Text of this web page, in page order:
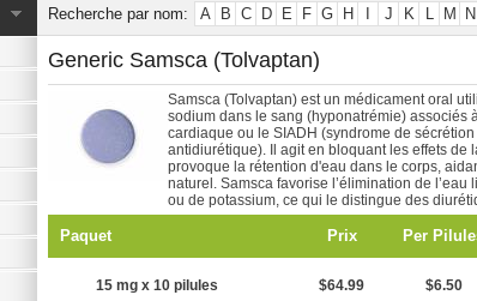
Recherche par nom: A B C D E F G H J K L M N
Generic Samsca (Tolvaptan)
Samsca (Tolvaptan) est un médicament oral
sodium dans le sang (hyponatrémie) associés
cardiaque ou le SIADH (syndrome de
antidiurétique). Il agit en bloquant les effets de
provoque la rétention d'eau dans le corps,
naturel. Samsca favorise l’élimination de
ou de potassium, ce qui le distingue des
Paquet Prix Per
15 mg x 10 pilules $64.99 $6.50